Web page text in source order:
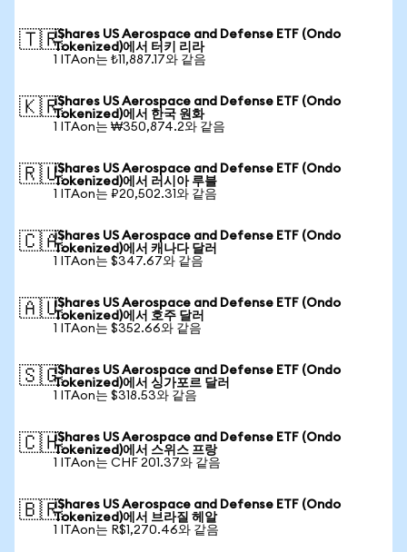
🇹🇷iShares US Aerospace and Defense ETF (Ondo
Tokenized)에서 터키 리라
1 ITAon는 ₺11,887.17와 같음
🇰🇷iShares US Aerospace and Defense ETF (Ondo
Tokenized)에서 한국 원화
1 ITAon는 ₩350,874.2와 같음
🇷🇺iShares US Aerospace and Defense ETF (Ondo
Tokenized)에서 러시아 루블
1 ITAon는 ₽20,502.31와 같음
🇨🇦iShares US Aerospace and Defense ETF (Ondo
Tokenized)에서 캐나다 달러
1 ITAon는 $347.67와 같음
🇦🇺iShares US Aerospace and Defense ETF (Ondo
Tokenized)에서 호주 달러
1 ITAon는 $352.66와 같음
🇸🇬iShares US Aerospace and Defense ETF (Ondo
Tokenized)에서 싱가포르 달러
1 ITAon는 $318.53와 같음
🇨🇭iShares US Aerospace and Defense ETF (Ondo
Tokenized)에서 스위스 프랑
1 ITAon는 CHF 201.37와 같음
🇧🇷iShares US Aerospace and Defense ETF (Ondo
Tokenized)에서 브라질 헤알
1 ITAon는 R$1,270.46와 같음